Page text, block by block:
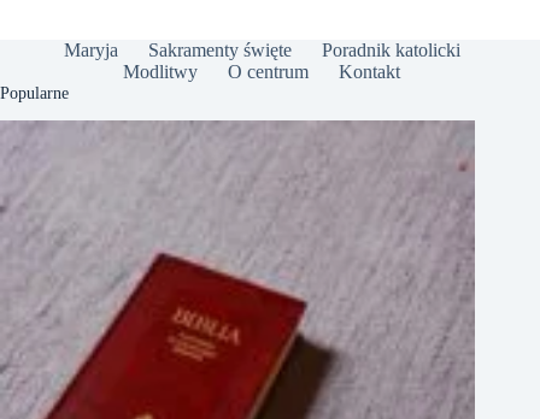
Maryja Sakramenty święte
Poradnik katolicki
Modlitwy
O centrum Kontakt
Popularne